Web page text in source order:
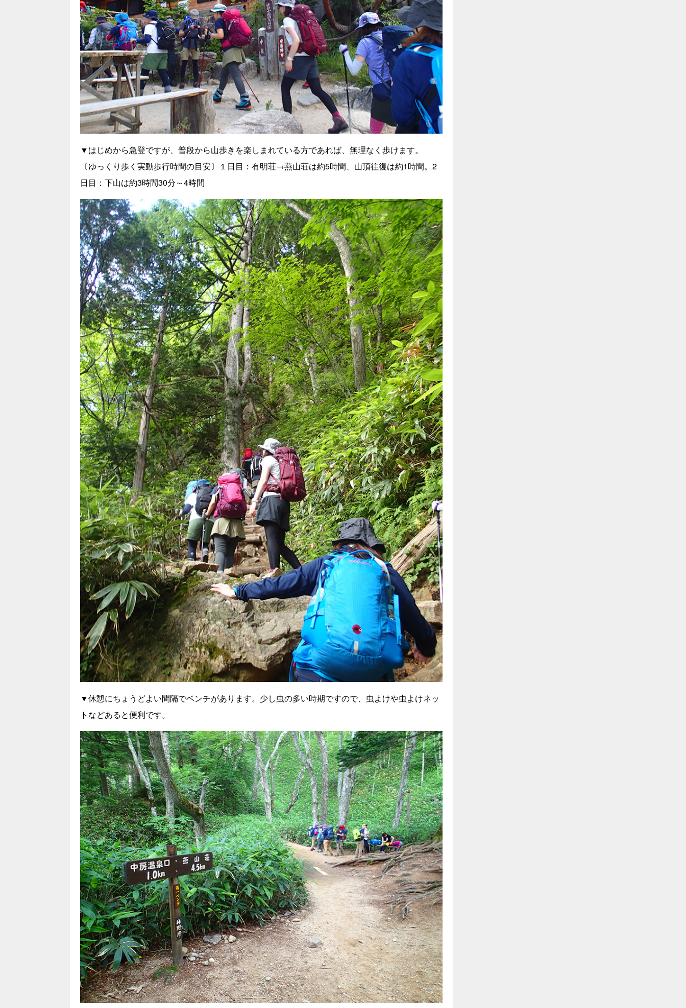
▼はじめから急登ですが、普段から山歩きを楽しまれている方であれば、無理なく歩けます。
〔ゆっくり歩く実動歩行時間の目安〕１日目：有明荘→燕山荘は約5時間、山頂往復は約1時間。2
日目：下山は約3時間30分～4時間
▼休憩にちょうどよい間隔でベンチがあります。少し虫の多い時期ですので、虫よけや虫よけネッ
トなどあると便利です。